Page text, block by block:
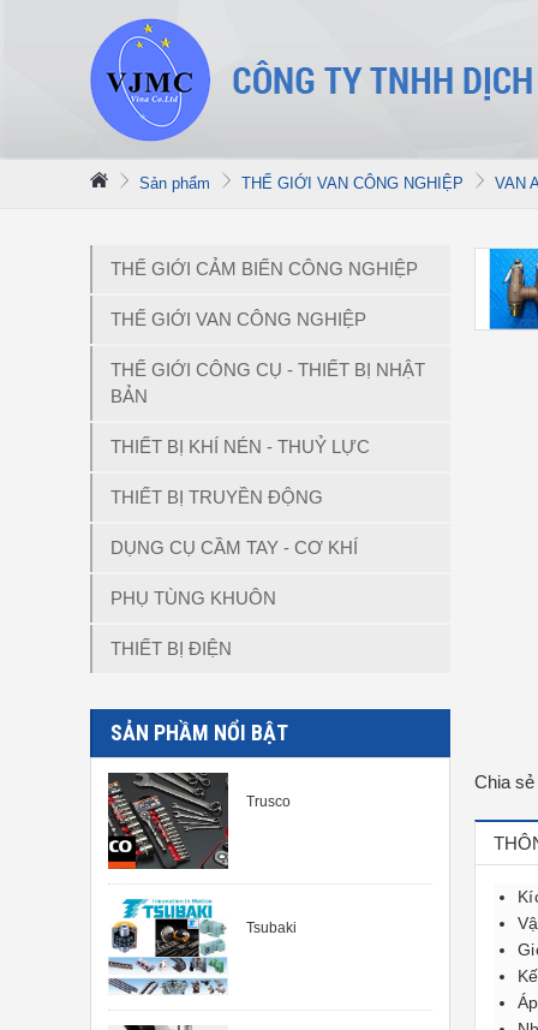
Sản phẩm THẾ GIỚI VAN CÔNG NGHIỆP VAN
THẾ GIỚI CẢM BIẾN CÔNG NGHIỆP
THẾ GIỚI VAN CÔNG NGHIỆP
THẾ GIỚI CÔNG CỤ - THIẾT BỊ NHẬT
BẢN
THIẾT BỊ KHÍ NÉN - THUỶ LỰC
THIẾT BỊ TRUYỀN ĐỘNG
DỤNG CỤ CẦM TAY - CƠ KHÍ
PHỤ TÙNG KHUÔN
THIẾT BỊ ĐIỆN
SẢN PHẦM NỔI BẬT
Trusco
Tsubaki
Chia